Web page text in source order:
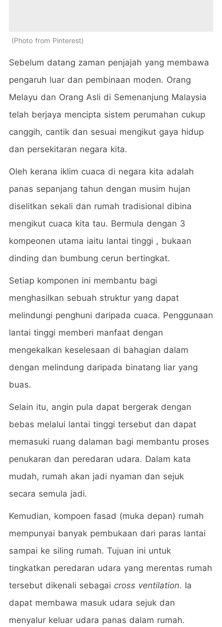
Photo from Pinterest
Sebelum datang zaman penjajah yang membawa
pengaruh luar dan pembinaan moden. Orang
Melayu dan Orang Asli di Semenanjung Malaysia
telah berjaya mencipta sistem perumahan cukup
canggih, cantik dan sesuai mengikut gaya hidup
dan persekitaran negara kita.
Oleh kerana iklim cuaca di negara kita adalah
panas sepanjang tahun dengan musim hujan
diselitkan sekali dan rumah tradisional dibina
mengikut cuaca kita tau. Bermula dengan 3
kompeonen utama iaitu lantai tinggi , bukaan
dinding dan bumbung cerun bertingkat.
Setiap komponen ini membantu bagi
menghasilkan sebuah struktur yang dapat
melindungi penghuni daripada cuaca. Penggunaan
lantai tinggi memberi manfaat dengan
mengekalkan keselesaan di bahagian dalam
dengan melindung daripada binatang liar yang
buas.
Selain itu, angin pula dapat bergerak dengan
bebas melalui lantai tinggi tersebut dan dapat
memasuki ruang dalaman bagi membantu proses
penukaran dan peredaran udara. Dalam kata
mudah, rumah akan jadi nyaman dan sejuk
secara semula jadi.
Kemudian, kompoen fasad (muka depan) rumah
mempunyai banyak pembukaan dari paras lantai
sampai ke siling rumah. Tujuan ini untuk
tingkatkan peredaran udara yang merentas rumah
tersebut dikenali sebagai cross ventilation. Ia
dapat membawa masuk udara sejuk dan
menyalur keluar udara panas dalam rumah.